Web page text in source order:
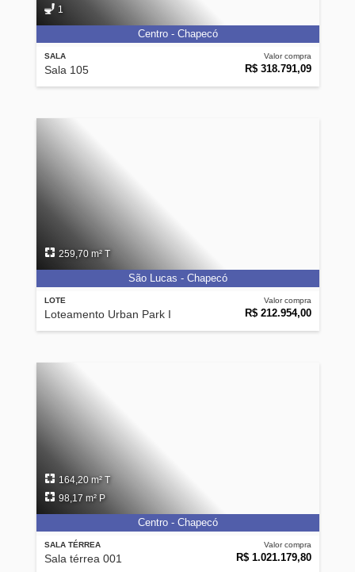
SALA
Sala 105
Valor compra
R$ 318.791,09
1
Centro - Chapecó
LOTE
Loteamento Urban Park I
Valor compra
R$ 212.954,00
259,70 m² T
São Lucas - Chapecó
SALA TÉRREA
Sala térrea 001
Valor compra
R$ 1.021.179,80
164,20 m² T
98,17 m² P
Centro - Chapecó